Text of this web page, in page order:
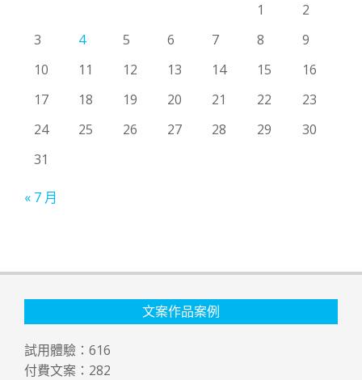
1
2
3
4 5 6 7 8
9
10
11 12 13 14 15
16
17
18 19 20 21 22
23
24
25 26 27 28 29
30
31
« 7 月
文案作品案例
試用體驗： 616
付費文案： 282